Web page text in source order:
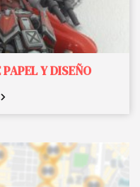
Y DISEÑO